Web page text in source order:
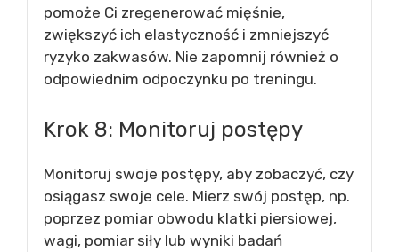
pomoże Ci zregenerować mięśnie,
zwiększyć ich elastyczność i zmniejszyć
ryzyko zakwasów. Nie zapomnij również o
odpowiednim odpoczynku po treningu.
Krok 8: Monitoruj postępy
Monitoruj swoje postępy, aby zobaczyć, czy
osiągasz swoje cele. Mierz swój postęp, np.
poprzez pomiar obwodu klatki piersiowej,
wagi, pomiar siły lub wyniki badań